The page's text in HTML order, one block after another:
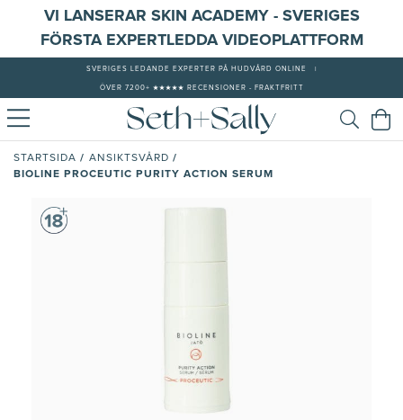
VI LANSERAR SKIN ACADEMY - SVERIGES
FÖRSTA EXPERTLEDDA VIDEOPLATTFORM
SVERIGES LEDANDE EXPERTER PÅ HUDVÅRD ONLINE
ÖVER 7200+ ★★★★★ RECENSIONER - FRAKTFRITT
STARTSIDA / ANSIKTSVÅRD /
BIOLINE PROCEUTIC PURITY ACTION SERUM